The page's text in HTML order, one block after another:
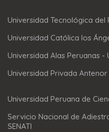
Universidad Tecnológica del
Universidad Católica los
Universidad Alas Peruanas -
Universidad Privada
Universidad Peruana de
Servicio Nacional de
SENATI